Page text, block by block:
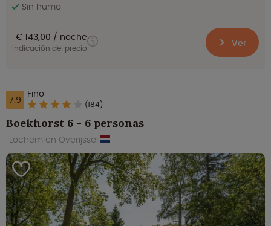
Sin humo
€ 143,00 noche
indicación del precio Ver
7.9 Fino
(184)
Boekhorst 6 - 6 personas
Lochem en Overijssel